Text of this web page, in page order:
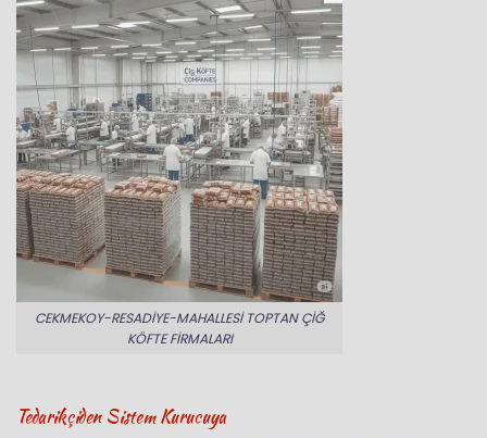
CEKMEKOY-RESADIYE-MAHALLESI TOPTAN ÇIĞ
KÖFTE FIRMALARI
Tedarikçiden Sistem Kurucuya